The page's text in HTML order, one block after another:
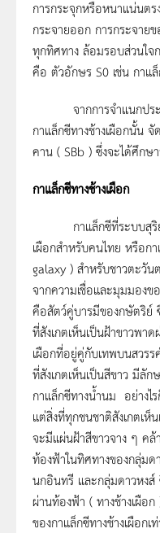
การกระจุกหรือหนาแน่นต
กระจายออก การกระจาย
ทุกทิศทาง ล้อมรอบส่วนใ
คือ ตัวอักษร S0 เช่น กาแ
จากการจำแนกประเ
กาแล็กซีทางช้างเผือกนั้น
คาน ( SBb ) ซึ่งจะได้ศึกษ
กาแล็กซีทางช้างเผือก
กาแล็กซีที่ระบบสุริยะ
เผือกสำหรับคนไทย หรือ
galaxy ) สำหรับชาวตะวัน
จากความเชื่อและมุมมองข
คือสัตว์คู่บารมีของกษัตริย์
ที่สังเกตเห็นเป็นฝ้าขาวพ
เผือกที่อยู่คู่กับเทพบนสวร
ที่สังเกตเห็นเป็นสีขาว มีลั
กาแล็กซีทางน้ำนม อย่างไ
แต่สิ่งที่ทุกชนชาติสังเกตเ
จะมีแผ่นฝ้าสีขาวจาง ๆ คล้
ท้องฟ้าในทิศทางของกลุ่ม
นกอินทรี และกลุ่มดาวหงส์
ผ่านท้องฟ้า ( ทางช้างเผือ
ของกาแล็กซีทางช้างเผือกเ